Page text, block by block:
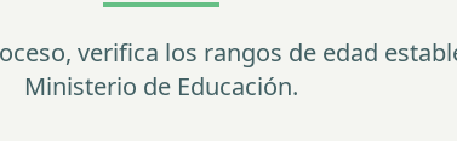
verifica los rangos de edad
Ministerio de Educación.